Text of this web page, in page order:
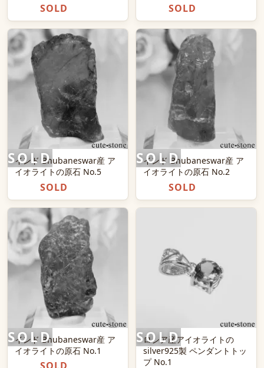
インド Bhubaneswar産 ア
イオライトの原石 No.5
インド Bhubaneswar産 ア
イオライトの原石 No.2
インド Bhubaneswar産 ア
イオライトの原石 No.1
ロシア産アイオライトの
silver925製 ペンダントトッ
プ No.1